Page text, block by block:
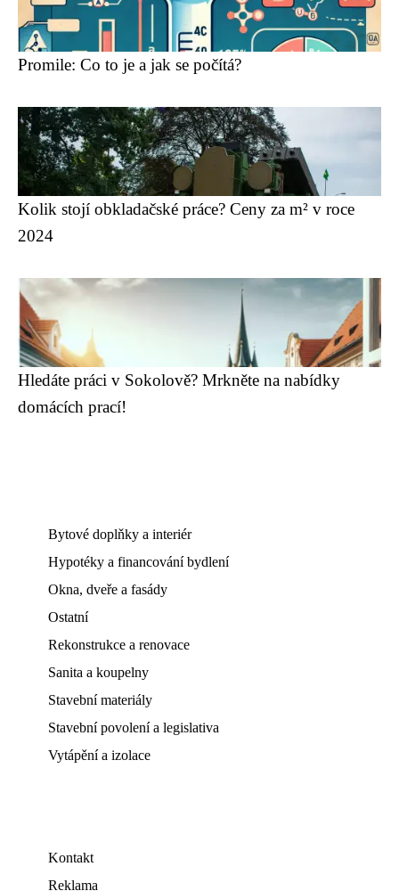
Promile: Co to je a jak se počítá?
Kolik stojí obkladačské práce? Ceny za m² v roce
2024
Hledáte práci v Sokolově? Mrkněte na nabídky
domácích prací!
Bytové doplňky a interiér
Hypotéky a financování bydlení
Okna, dveře a fasády
Ostatní
Rekonstrukce a renovace
Sanita a koupelny
Stavební materiály
Stavební povolení a legislativa
Vytápění a izolace
Kontakt
Reklama